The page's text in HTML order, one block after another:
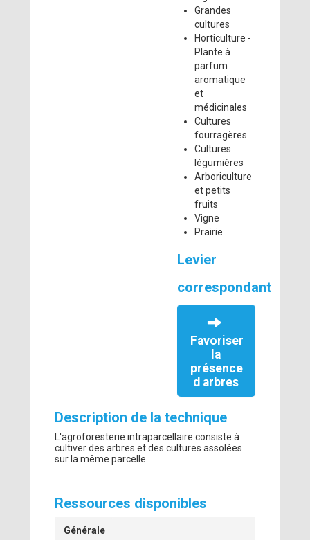
Grandes
cultures
Horticulture -
Plante à
parfum
aromatique
et
médicinales
Cultures
fourragères
Cultures
légumières
Arboriculture
et petits
fruits
Vigne
Prairie
Levier
correspondant
Favoriser
la
présence
d arbres
Description de la technique
L'agroforesterie intraparcellaire consiste à
cultiver des arbres et des cultures assolées
sur la même parcelle.
Ressources disponibles
Générale